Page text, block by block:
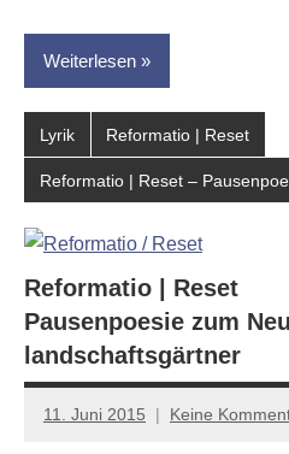
Weiterlesen
Lyrik Reformatio | Reset
Reformatio | Reset –
Reformatio | Reset
Pausenpoesie zum
landschaftsgärtner
11. Juni 2015
Anton
Keine